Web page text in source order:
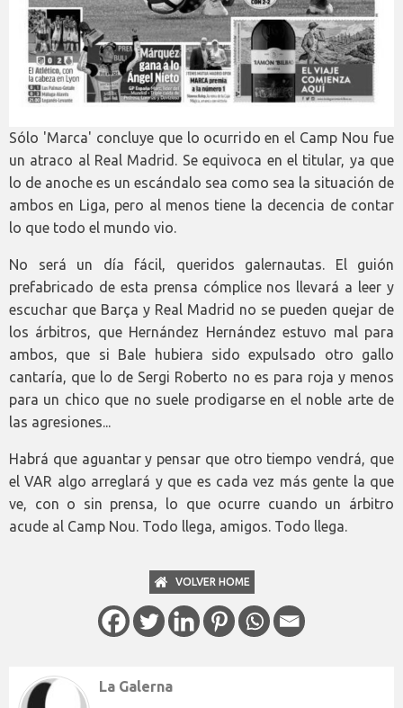
Sólo 'Marca' concluye que lo ocurrido en el Camp Nou fue
un atraco al Real Madrid. Se equivoca en el titular, ya que
lo de anoche es un escándalo sea como sea la situación de
ambos en Liga, pero al menos tiene la decencia de contar
lo que todo el mundo vio.
No será un día fácil, queridos galernautas. El guión
prefabricado de esta prensa cómplice nos llevará a leer y
escuchar que Barça y Real Madrid no se pueden quejar de
los árbitros, que Hernández Hernández estuvo mal para
ambos, que si Bale hubiera sido expulsado otro gallo
cantaría, que lo de Sergi Roberto no es para roja y menos
para un chico que no suele prodigarse en el noble arte de
las agresiones...
Habrá que aguantar y pensar que otro tiempo vendrá, que
el VAR algo arreglará y que es cada vez más gente la que
ve, con o sin prensa, lo que ocurre cuando un árbitro
acude al Camp Nou. Todo llega, amigos. Todo llega.
VOLVER HOME
La Galerna